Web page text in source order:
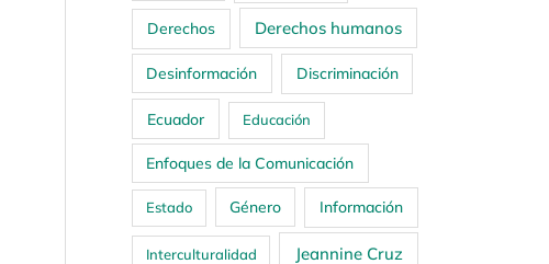
Derechos Derechos humanos
Desinformación Discriminación
Ecuador Educación
Enfoques de la Comunicación
Estado Género Información
Interculturalidad Jeannine Cruz